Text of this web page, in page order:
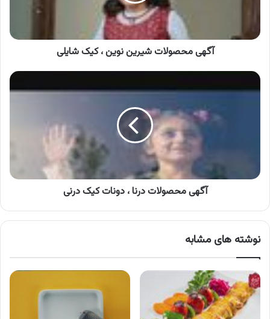
آگهی محصولات شیرین نوین ، کیک شایلی
آگهی
محصولات
آگهی محصولات درنا ، دونات کیک درنی
نوشته های مشابه